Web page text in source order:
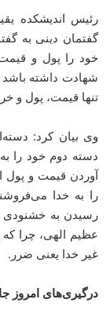
رئیس اندیشکده
گفتمان دینی به
خود را پول و
شهادت داشته باشد
تنها قیمت، پول و
وی بیان کرد:
دسته دوم خود را
آوردن قیمت و پول
را به خدا
رسیدن به خشنودی
عظیم الهی، چرا
غیر خدا یعنی ضرر.
درگیری‌های امروز